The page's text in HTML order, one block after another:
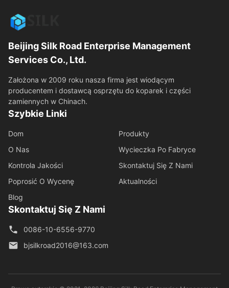
Beijing Silk Road Enterprise Management
Services Co., Ltd.
Założona w 2009 roku nasza firma jest wiodącym
producentem i dostawcą osprzętu do koparek i części
zamiennych w Chinach.
Szybkie Linki
Dom
Produkty
O Nas
Wycieczka Po Fabryce
Kontrola Jakości
Skontaktuj Się Z Nami
Poprosić O Wycenę
Aktualności
Blog
Skontaktuj Się Z Nami
0086-10-6556-9770
bjsilkroad2016@163.com